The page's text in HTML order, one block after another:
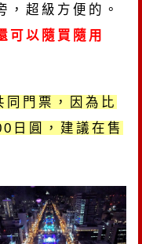
，超級方便的。
可以隨買隨用
門票，因為比
日圓，建議在售